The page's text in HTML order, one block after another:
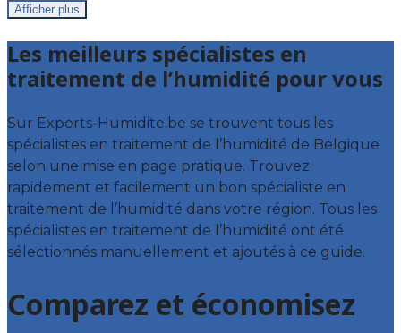
Afficher plus
Les meilleurs spécialistes en
traitement de l’humidité pour vous
Sur Experts-Humidite.be se trouvent tous les
spécialistes en traitement de l’humidité de Belgique
selon une mise en page pratique. Trouvez
rapidement et facilement un bon spécialiste en
traitement de l’humidité dans votre région. Tous les
spécialistes en traitement de l’humidité ont été
sélectionnés manuellement et ajoutés à ce guide.
Comparez et économisez